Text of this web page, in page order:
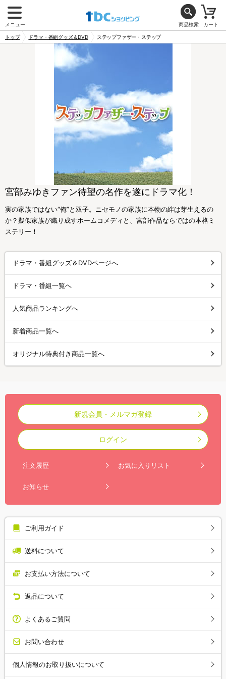
メニュー 商品検索 カート
トップ ドラマ・番組グッズ＆DVD ステップファザー・ステップ
宮部みゆきファン待望の名作を遂にドラマ化！
実の家族ではない“俺”と双子。ニセモノの家族に本物の絆は芽生えるの
か？擬似家族が織り成すホームコメディと、宮部作品ならではの本格ミ
ステリー！
ドラマ・番組グッズ＆DVDページへ
ドラマ・番組一覧へ
人気商品ランキングへ
新着商品一覧へ
オリジナル特典付き商品一覧へ
新規会員・メルマガ登録
ログイン
注文履歴 お気に入りリスト
お知らせ
ご利用ガイド
送料について
お支払い方法について
返品について
よくあるご質問
お問い合わせ
個人情報のお取り扱いについて